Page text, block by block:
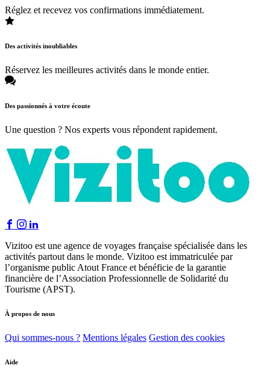
Réglez et recevez vos confirmations immédiatement.
Des activités inoubliables
Réservez les meilleures activités dans le monde entier.
Des passionnés à votre écoute
Une question ? Nos experts vous répondent rapidement.
Vizitoo est une agence de voyages française spécialisée dans les
activités partout dans le monde. Vizitoo est immatriculée par
l’organisme public Atout France et bénéficie de la garantie
financière de l’Association Professionnelle de Solidarité du
Tourisme (APST).
À propos de nous
Qui sommes-nous ? Mentions légales Gestion des cookies
Aide